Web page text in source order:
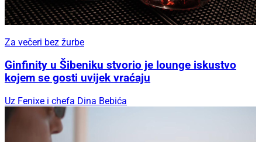
Za večeri bez žurbe
Ginfinity u Šibeniku stvorio je lounge iskustvo
kojem se gosti uvijek vraćaju
Uz Fenixe i chefa Dina Bebića